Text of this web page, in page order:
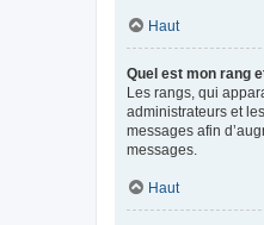
Haut
Quel est mon rang
Les rangs, qui
administrateurs et
messages afin
messages.
Haut